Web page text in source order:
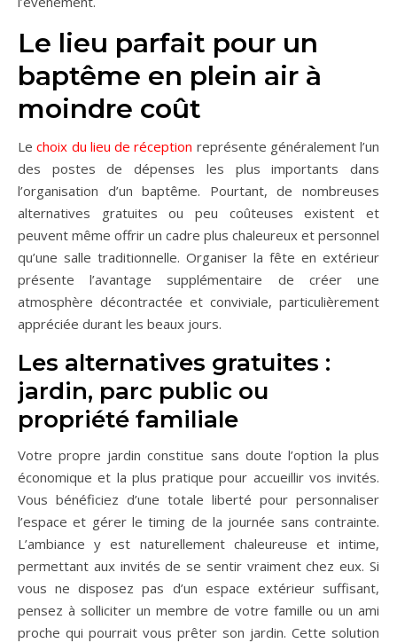
Le lieu parfait pour un
baptême en plein air à
moindre coût
Lechoix du lieu de réception représente généralement l’un
des postes de dépenses les plus importants dans
l’organisation d’un baptême. Pourtant, de nombreuses
alternatives gratuites ou peu coûteuses existent et
peuvent même offrir un cadre plus chaleureux et personnel
qu’une salle traditionnelle. Organiser la fête en extérieur
présente l’avantage supplémentaire de créer une
atmosphère décontractée et conviviale, particulièrement
appréciée durant les beaux jours.
Les alternatives gratuites :
jardin, parc public ou
propriété familiale
Votre propre jardin constitue sans doute l’option la plus
économique et la plus pratique pour accueillir vos invités.
Vous bénéficiez d’une totale liberté pour personnaliser
l’espace et gérer le timing de la journée sans contrainte.
L’ambiance y est naturellement chaleureuse et intime,
permettant aux invités de se sentir vraiment chez eux. Si
vous ne disposez pas d’un espace extérieur suffisant,
pensez à solliciter un membre de votre famille ou un ami
proche qui pourrait vous prêter son jardin. Cette solution